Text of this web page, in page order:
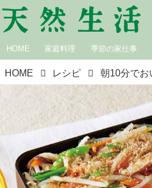
HOME 家庭料理 季節の家仕事
HOME レシピ